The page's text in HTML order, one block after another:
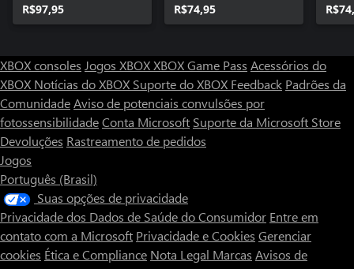
R$97,95 R$74,95
XBOX consoles Jogos XBOXXBOX Game Pass Acessórios do
XBOX Notícias do XBOX Suporte do XBOX Feedback Padrões da
ComunidadeAviso de potenciais convulsões por
fotossensibilidadeConta Microsoft Suporte da Microsoft Store
Devoluções Rastreamento de pedidos
Jogos
Português (Brasil)
Suas opções de privacidade
Privacidade dos Dados de Saúde do Consumidor Entre em
contato com a Microsoft Privacidade e Cookies Gerenciar
cookies Ética e Compliance Nota Legal Marcas Avisos de